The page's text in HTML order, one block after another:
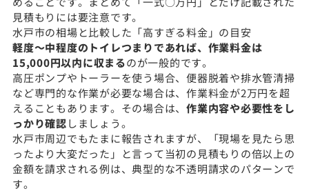
見積もりには要注意です。
水戸市の相場と比較した「高すぎる料金」の目安
軽度〜中程度のトイレつまりであれば、作業料金は
15,000円以内に収まるのが一般的です。
高圧ポンプやトーラーを使う場合、便器脱着や排水管清掃
など専門的な作業が必要な場合は、作業料金が2万円を超
えることもあります。その場合は、 作業内容や必要性をし
っかり確認しましょう。
水戸市周辺でもたまに報告されますが、「現場を見たら思
ったより大変だった」と言って当初の見積もりの倍以上の
金額を請求される例は、典型的な不透明請求のパターンで
す。